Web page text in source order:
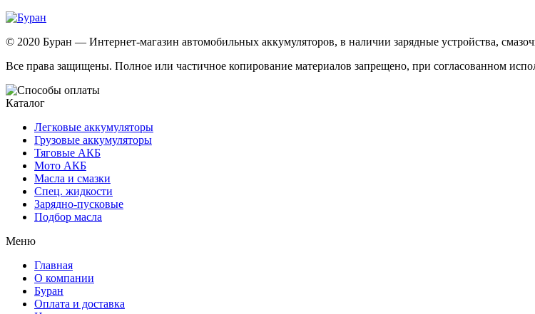
© 2020 Буран — Интернет-магазин автомобильных аккумуляторов, в наличии зарядные устройства,
Все права защищены. Полное или частичное копирование материалов запрещено, при согласованном
Каталог
Легковые аккумуляторы
Грузовые аккумуляторы
Тяговые АКБ
Мото АКБ
Масла и смазки
Спец. жидкости
Зарядно-пусковые
Подбор масла
Меню
Главная
О компании
Буран
Оплата и доставка